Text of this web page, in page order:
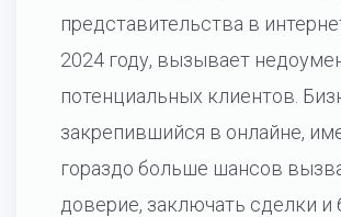
представительства в
2024 году, вызывает
потенциальных клиентов.
закрепившийся в онлайне,
гораздо больше шансов
доверие, заключать сделки и